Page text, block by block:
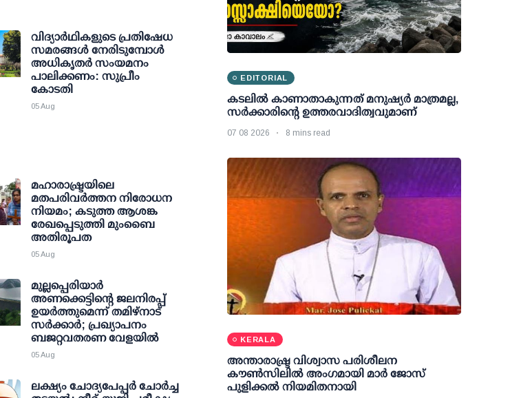
വിദ്യാര്‍ഥികളുടെ പ്രതിഷേധ
സമരങ്ങള്‍ നേരിടുമ്പോള്‍
അധികൃതര്‍ സംയമനം
പാലിക്കണം: സുപ്രീം
കോടതി
05 Aug
മഹാരാഷ്ട്രയിലെ
മതപരിവർത്തന നിരോധന
നിയമം; കടുത്ത ആശങ്ക
രേഖപ്പെടുത്തി മുംബൈ
അതിരൂപത
05 Aug
മുല്ലപ്പെരിയാര്‍
അണക്കെട്ടിന്റെ ജലനിരപ്പ്
ഉയര്‍ത്തുമെന്ന് തമിഴ്‌നാട്
സര്‍ക്കാര്‍; പ്രഖ്യാപനം
ബജറ്റവതരണ വേളയില്‍
05 Aug
ലക്ഷ്യം ചോദ്യപേപ്പര്‍ ചോര്‍ച്ച
EDITORIAL
കടലിൽ കാണാതാകുന്നത് മനുഷ്യർ മാത്രമല്ല,
സർക്കാരിന്റെ ഉത്തരവാദിത്വവുമാണ്
07 08 2026 8 mins read
KERALA
അന്താരാഷ്ട്ര വിശ്വാസ പരിശീലന
കൗണ്‍സിലില്‍ അംഗമായി മാര്‍ ജോസ്
പുളിക്കല്‍ നിയമിതനായി